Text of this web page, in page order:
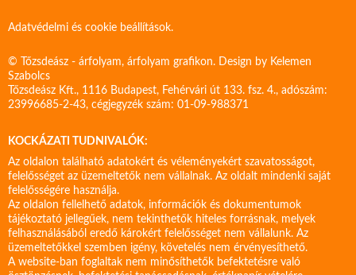
Adatvédelmi és cookie beállítások.
© Tőzsdeász - árfolyam, árfolyam grafikon. Design by Kelemen
Szabolcs
Tőzsdeász Kft., 1116 Budapest, Fehérvári út 133. fsz. 4., adószám:
23996685-2-43, cégjegyzék szám: 01-09-988371
KOCKÁZATI TUDNIVALÓK:
Az oldalon található adatokért és véleményekért szavatosságot,
felelősséget az üzemeltetők nem vállalnak. Az oldalt mindenki saját
felelősségére használja.
Az oldalon fellelhető adatok, információk és dokumentumok
tájékoztató jellegűek, nem tekinthetők hiteles forrásnak, melyek
felhasználásából eredő károkért felelősséget nem vállalunk. Az
üzemeltetőkkel szemben igény, követelés nem érvényesíthető.
A website-ban foglaltak nem minősíthetők befektetésre való